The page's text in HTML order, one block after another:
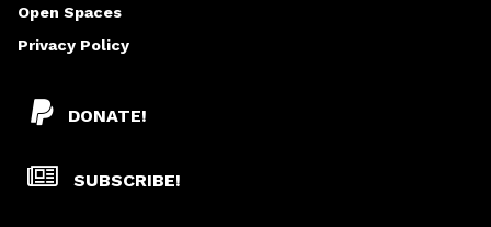
DONATE!
SUBSCRIBE!
Open Spaces
Privacy Policy